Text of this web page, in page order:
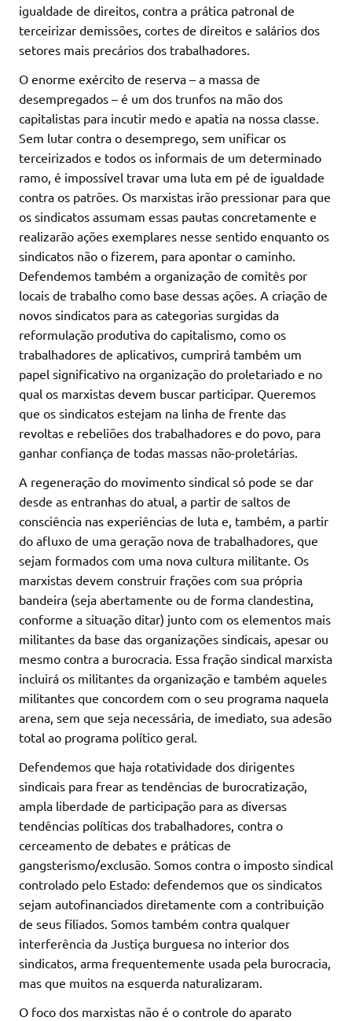
igualdade de direitos, contra a prática patronal de
terceirizar demissões, cortes de direitos e salários dos
setores mais precários dos trabalhadores.
O enorme exército de reserva – a massa de
desempregados – é um dos trunfos na mão dos
capitalistas para incutir medo e apatia na nossa classe.
Sem lutar contra o desemprego, sem unificar os
terceirizados e todos os informais de um determinado
ramo, é impossível travar uma luta em pé de igualdade
contra os patrões. Os marxistas irão pressionar para que
os sindicatos assumam essas pautas concretamente e
realizarão ações exemplares nesse sentido enquanto os
sindicatos não o fizerem, para apontar o caminho.
Defendemos também a organização de comitês por
locais de trabalho como base dessas ações. A criação de
novos sindicatos para as categorias surgidas da
reformulação produtiva do capitalismo, como os
trabalhadores de aplicativos, cumprirá também um
papel significativo na organização do proletariado e no
qual os marxistas devem buscar participar. Queremos
que os sindicatos estejam na linha de frente das
revoltas e rebeliões dos trabalhadores e do povo, para
ganhar confiança de todas massas não-proletárias.
A regeneração do movimento sindical só pode se dar
desde as entranhas do atual, a partir de saltos de
consciência nas experiências de luta e, também, a partir
do afluxo de uma geração nova de trabalhadores, que
sejam formados com uma nova cultura militante. Os
marxistas devem construir frações com sua própria
bandeira (seja abertamente ou de forma clandestina,
conforme a situação ditar) junto com os elementos mais
militantes da base das organizações sindicais, apesar ou
mesmo contra a burocracia. Essa fração sindical marxista
incluirá os militantes da organização e também aqueles
militantes que concordem com o seu programa naquela
arena, sem que seja necessária, de imediato, sua adesão
total ao programa político geral.
Defendemos que haja rotatividade dos dirigentes
sindicais para frear as tendências de burocratização,
ampla liberdade de participação para as diversas
tendências políticas dos trabalhadores, contra o
cerceamento de debates e práticas de
gangsterismo/exclusão. Somos contra o imposto sindical
controlado pelo Estado: defendemos que os sindicatos
sejam autofinanciados diretamente com a contribuição
de seus filiados. Somos também contra qualquer
interferência da Justiça burguesa no interior dos
sindicatos, arma frequentemente usada pela burocracia,
mas que muitos na esquerda naturalizaram.
O foco dos marxistas não é o controle do aparato